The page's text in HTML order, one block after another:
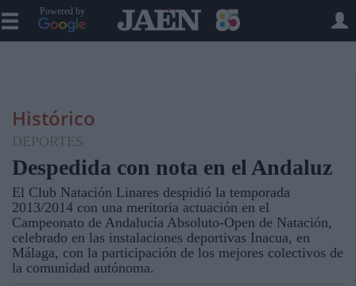
Powered by
Histórico
DEPORTES
Despedida con nota en el Andaluz
El Club Natación Linares despidió la temporada
2013/2014 con una meritoria actuación en el
Campeonato de Andalucía Absoluto-Open de Natación,
celebrado en las instalaciones deportivas Inacua, en
Málaga, con la participación de los mejores colectivos de
la comunidad autónoma.